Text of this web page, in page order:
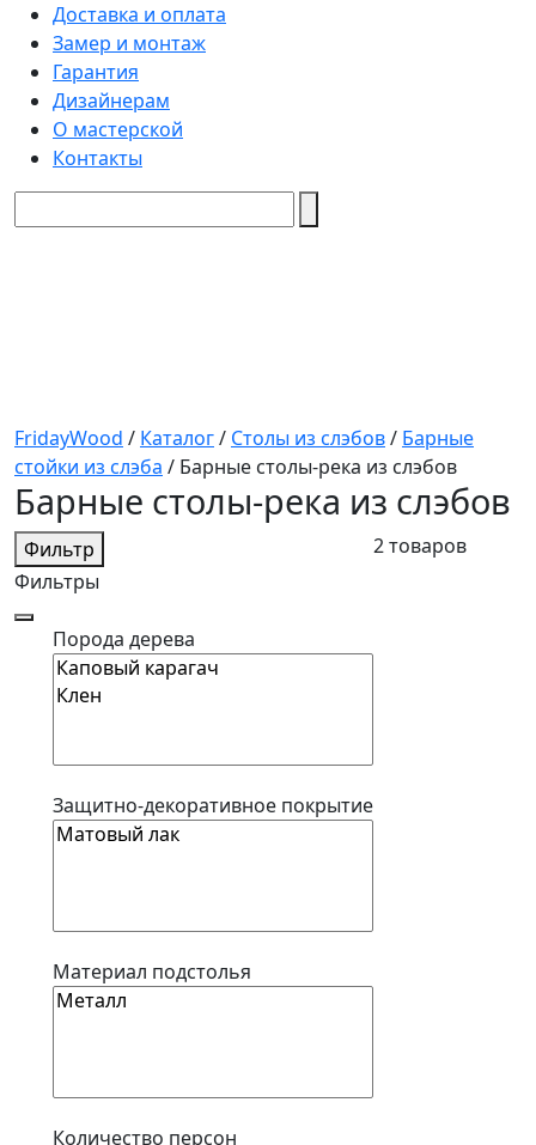
Доставка и оплата
Замер и монтаж
Гарантия
Дизайнерам
О мастерской
Контакты
FridayWood / Каталог/ Столы из слэбов/ Барные
стойки из слэба / Барные столы-река из слэбов
Барные столы-река из слэбов
Фильтр
Фильтры
Порода дерева
Защитно-декоративное покрытие
Материал подстолья
Количество персон
2 товаров